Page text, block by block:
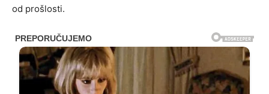
od prošlosti.